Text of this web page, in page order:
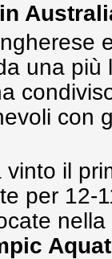
una
con
vinto il
per 12-